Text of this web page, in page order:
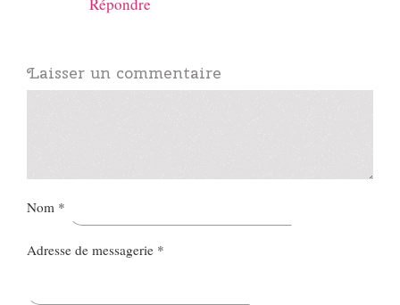
Laisser un commentaire
Nom *
Adresse de messagerie *